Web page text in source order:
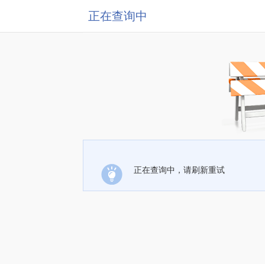
正在查询中
正在查询中，请刷新重试